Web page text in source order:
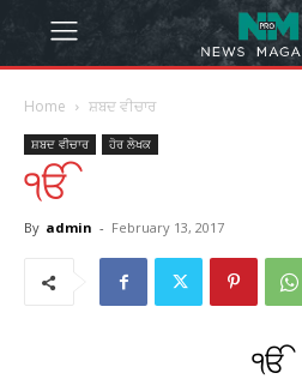
Home ਸ਼ਬਦ ਵੀਚਾਰ
ਸ਼ਬਦ ਵੀਚਾਰ ਹੋਰ ਲੇਖਕ
ੴ
By admin - February 13, 2017
ੴ